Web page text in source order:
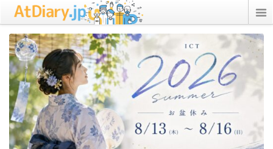
ICT Inc.
StudyPC.NET
資格アリーナ